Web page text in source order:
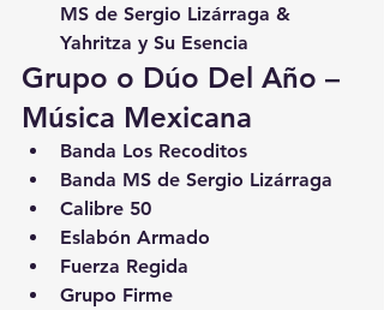
MS de Sergio Lizárraga &
Yahritza y Su Esencia
Grupo o Dúo Del Año –
Música Mexicana
Banda Los Recoditos
Banda MS de Sergio Lizárraga
Calibre 50
Eslabón Armado
Fuerza Regida
Grupo Firme